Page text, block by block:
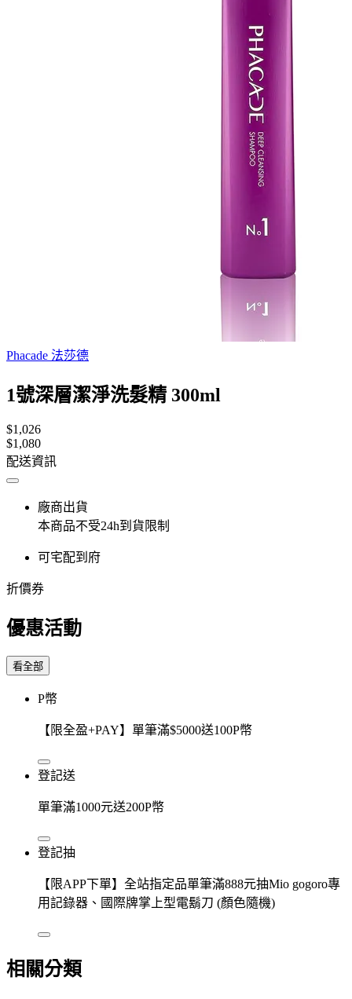
Phacade 法莎德
1號深層潔淨洗髮精 300ml
$1,026
$1,080
配送資訊
廠商出貨
本商品不受24h到貨限制
可宅配到府
折價券
優惠活動
看全部
P幣
【限全盈+PAY】單筆滿$5000送100P幣
登記送
單筆滿1000元送200P幣
登記抽
【限APP下單】全站指定品單筆滿888元抽Mio gogoro專
用記錄器、國際牌掌上型電鬍刀 (顏色隨機)
相關分類